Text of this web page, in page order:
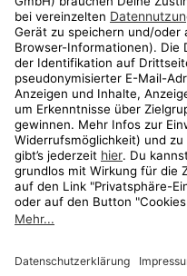
Aktionen
Travel